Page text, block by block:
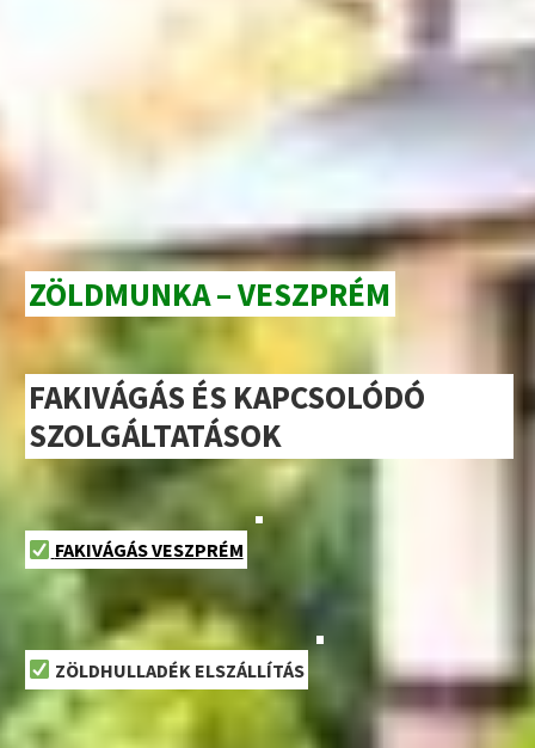
ZÖLDMUNKA – VESZPRÉM
FAKIVÁGÁS ÉS KAPCSOLÓDÓ
SZOLGÁLTATÁSOK
FAKIVÁGÁS VESZPRÉM
ZÖLDHULLADÉK ELSZÁLLÍTÁS